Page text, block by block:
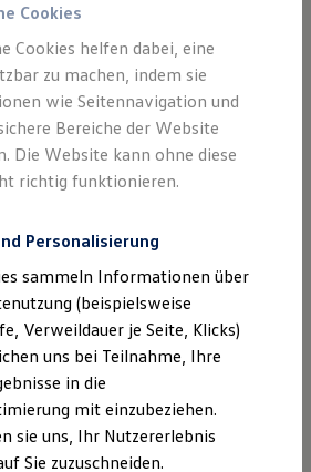
Leasing
Leasing
ohne Anzahlung
mit Schlussrate
und Garantien
Class bei Volkswagen
Der neue
ID. Cross Trend
Cookies
Cookies helfen dabei, eine
zu machen, indem sie
wie Seitennavigation und
Bereiche der Website
Die Website kann ohne diese
richtig funktionieren.
Personalisierung
sammeln Informationen über
(beispielsweise
Verweildauer je Seite, Klicks)
uns bei Teilnahme, Ihre
in die
mit einzubeziehen.
sie uns, Ihr Nutzererlebnis
Sie zuzuschneiden.